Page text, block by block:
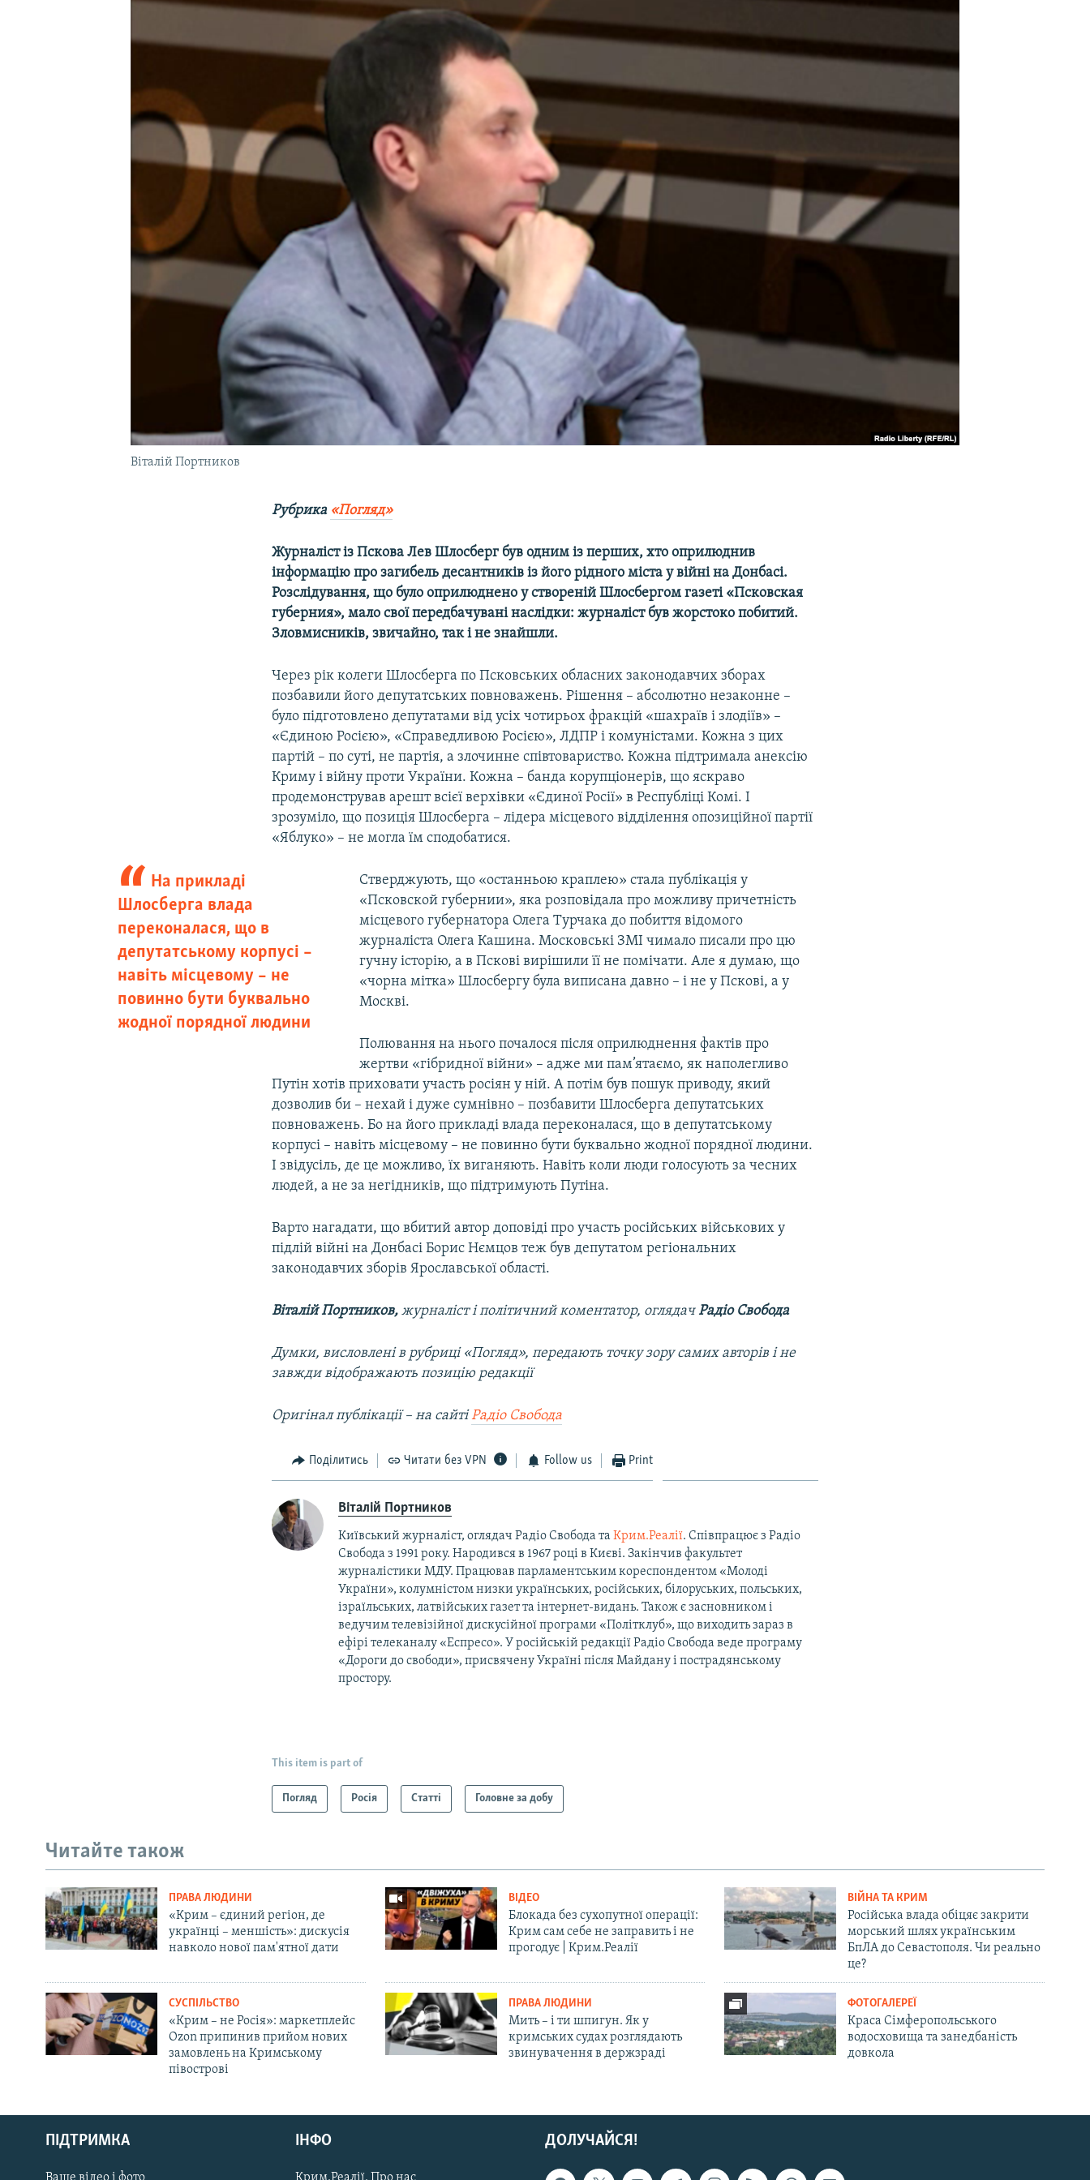
Русский
Qırımtatar
Віталій Портников
Рубрика «Погляд»
Журналіст із Пскова Лев Шлосберг був одним із перших, хто оприлюднив
інформацію про загибель десантників із його рідного міста у війні на Донбасі.
Розслідування, що було оприлюднено у створеній Шлосбергом газеті «Псковская
губерния», мало свої передбачувані наслідки: журналіст був жорстоко побитий.
Зловмисників, звичайно, так і не знайшли.
Через рік колеги Шлосберга по Псковських обласних законодавчих зборах
позбавили його депутатських повноважень. Рішення – абсолютно незаконне –
було підготовлено депутатами від усіх чотирьох фракцій «шахраїв і злодіїв» –
«Єдиною Росією», «Справедливою Росією», ЛДПР і комуністами. Кожна з цих
партій – по суті, не партія, а злочинне співтовариство. Кожна підтримала анексію
Криму і війну проти України. Кожна – банда корупціонерів, що яскраво
продемонстрував арешт всієї верхівки «Єдиної Росії» в Республіці Комі. І
зрозуміло, що позиція Шлосберга – лідера місцевого відділення опозиційної партії
«Яблуко» – не могла їм сподобатися.
На прикладі
Шлосберга влада
переконалася, що в
депутатському корпусі –
навіть місцевому – не
повинно бути буквально
жодної порядної людини
Стверджують, що «останньою краплею» стала публікація у
«Псковской губернии», яка розповідала про можливу причетність
місцевого губернатора Олега Турчака до побиття відомого
журналіста Олега Кашина. Московські ЗМІ чимало писали про цю
гучну історію, а в Пскові вирішили її не помічати. Але я думаю, що
«чорна мітка» Шлосбергу була виписана давно – і не у Пскові, а у
Москві.
Полювання на нього почалося після оприлюднення фактів про
жертви «гібридної війни» – адже ми пам’ятаємо, як наполегливо
Путін хотів приховати участь росіян у ній. А потім був пошук приводу, який
дозволив би – нехай і дуже сумнівно – позбавити Шлосберга депутатських
повноважень. Бо на його прикладі влада переконалася, що в депутатському
корпусі – навіть місцевому – не повинно бути буквально жодної порядної людини.
І звідусіль, де це можливо, їх виганяють. Навіть коли люди голосують за чесних
людей, а не за негідників, що підтримують Путіна.
Варто нагадати, що вбитий автор доповіді про участь російських військових у
підлій війні на Донбасі Борис Нємцов теж був депутатом регіональних
законодавчих зборів Ярославської області.
Віталій Портников, журналіст і політичний коментатор, оглядачРадіо Свобода
Думки, висловлені в рубриці «Погляд», передають точку зору самих авторів і не
завжди відображають позицію редакції
Оригінал публікації – на сайтіРадіо Свобода
Поділитись Читати без VPN Follow us Print
Віталій Портников
Київський журналіст, оглядач Радіо Свобода таКрим.Реалії. Співпрацює з Радіо
Свобода з 1991 року. Народився в 1967 році в Києві. Закінчив факультет
журналістики МДУ. Працював парламентським кореспондентом «Молоді
України», колумністом низки українських, російських, білоруських, польських,
ізраїльських, латвійських газет та інтернет-видань. Також є засновником і
ведучим телевізійної дискусійної програми «Політклуб», що виходить зараз в
ефірі телеканалу «Еспресо». У російській редакції Радіо Свобода веде програму
«Дороги до свободи», присвячену Україні після Майдану і пострадянському
простору.
This item is part of
Погляд Росія Статті Головне за добу
Читайте також
ПРАВА ЛЮДИНИ
«Крим – єдиний регіон, де
українці – меншість»: дискусія
навколо нової пам'ятної дати
ВІДЕО
Блокада без сухопутної операції:
Крим сам себе не заправить і не
прогодує | Крим.Реалії
ВІЙНА ТА КРИМ
Російська влада обіцяє закрити
морський шлях українським
БпЛА до Севастополя. Чи реально
це?
СУСПІЛЬСТВО
«Крим – не Росія»: маркетплейс
Ozon припинив прийом нових
замовлень на Кримському
півострові
ПРАВА ЛЮДИНИ
Мить – і ти шпигун. Як у
кримських судах розглядають
звинувачення в держзраді
ФОТОГАЛЕРЕЇ
Краса Сімферопольського
водосховища та занедбаність
довкола
ДОЛУЧАЙСЯ!
ПІДТРИМКА
Ваше відео і фото
ІНФО
Крим.Реалії. Про нас